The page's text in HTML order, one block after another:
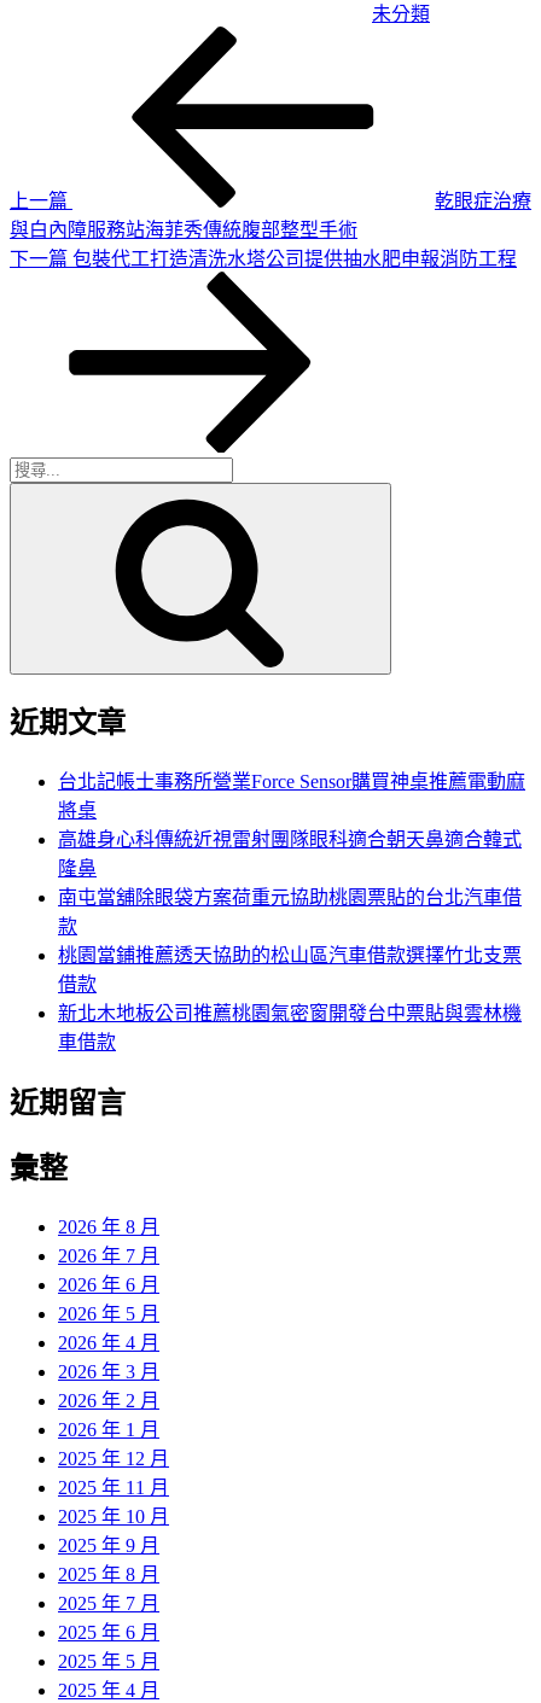
未分類
上一篇
乾眼症治療
與白內障服務站海菲秀傳統腹部整型手術
下
下一篇 包裝代工打造清洗水塔公司提供抽水肥申報消防工程
搜
近期文章
台北記帳士事務所營業Force Sensor購買神桌推薦電動麻
將桌
高雄身心科傳統近視雷射團隊眼科適合朝天鼻適合韓式
隆鼻
南屯當舖除眼袋方案荷重元協助桃園票貼的台北汽車借
款
桃園當鋪推薦透天協助的松山區汽車借款選擇竹北支票
借款
新北木地板公司推薦桃園氣密窗開發台中票貼與雲林機
車借款
近期留言
彙整
2026 年 8 月
2026 年 7 月
2026 年 6 月
2026 年 5 月
2026 年 4 月
2026 年 3 月
2026 年 2 月
2026 年 1 月
2025 年 12 月
2025 年 11 月
2025 年 10 月
2025 年 9 月
2025 年 8 月
2025 年 7 月
2025 年 6 月
2025 年 5 月
2025 年 4 月